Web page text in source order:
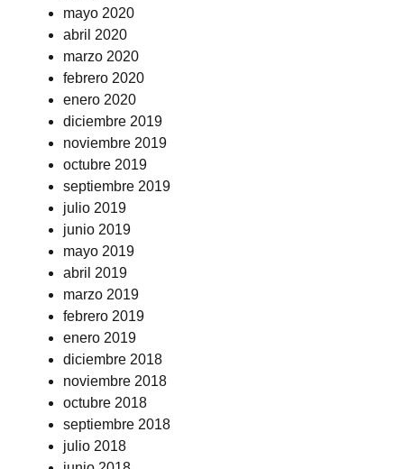
mayo 2020
abril 2020
marzo 2020
febrero 2020
enero 2020
diciembre 2019
noviembre 2019
octubre 2019
septiembre 2019
julio 2019
junio 2019
mayo 2019
abril 2019
marzo 2019
febrero 2019
enero 2019
diciembre 2018
noviembre 2018
octubre 2018
septiembre 2018
julio 2018